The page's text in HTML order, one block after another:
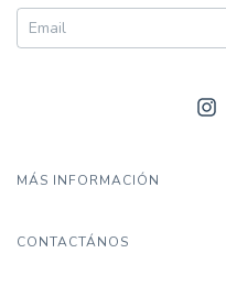
MÁS INFORMACIÓN
CONTACTÁNOS